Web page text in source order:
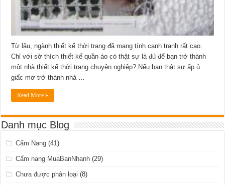
Từ lâu, ngành thiết kế thời trang đã mang tính cạnh tranh rất cao.
Chỉ với sở thích thiết kế quần áo có thật sự là đủ để bạn trở thành
một nhà thiết kế thời trang chuyên nghiệp? Nếu bạn thật sự ấp ủ
giấc mơ trở thành nhà …
Read More »
Danh mục Blog
Cẩm Nang (41)
Cẩm nang MuaBanNhanh (29)
Chưa được phân loại (8)